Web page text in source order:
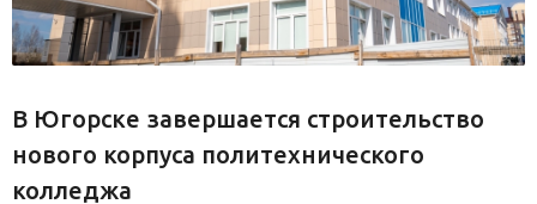
В Югорске завершается строительство
нового корпуса политехнического
колледжа